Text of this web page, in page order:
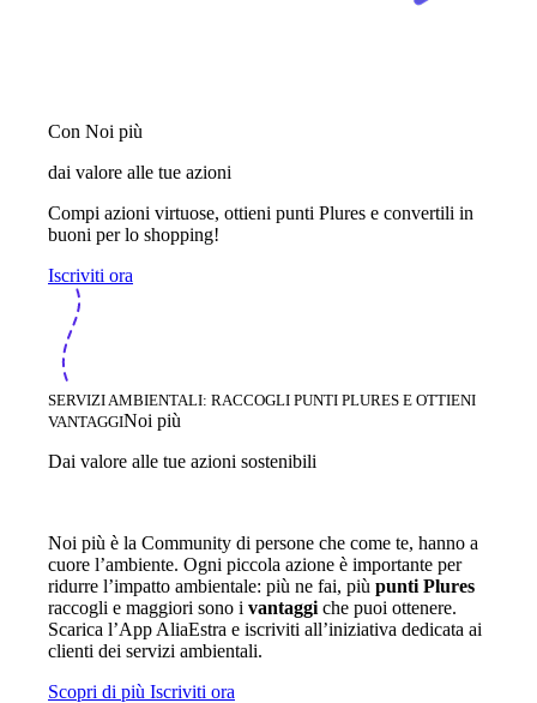
Con Noi più
dai valore alle tue azioni
Compi azioni virtuose, ottieni punti Plures e convertili in
buoni per lo shopping!
Iscriviti ora
SERVIZI AMBIENTALI: RACCOGLI PUNTI PLURES E OTTIENI
VANTAGGINoi più
Dai valore alle tue azioni sostenibili
Noi più è la Community di persone che come te, hanno a
cuore l’ambiente. Ogni piccola azione è importante per
ridurre l’impatto ambientale: più ne fai, più punti Plures
raccogli e maggiori sono i vantaggi che puoi ottenere.
Scarica l’App AliaEstra e iscriviti all’iniziativa dedicata ai
clienti dei servizi ambientali.
Scopri di più Iscriviti ora